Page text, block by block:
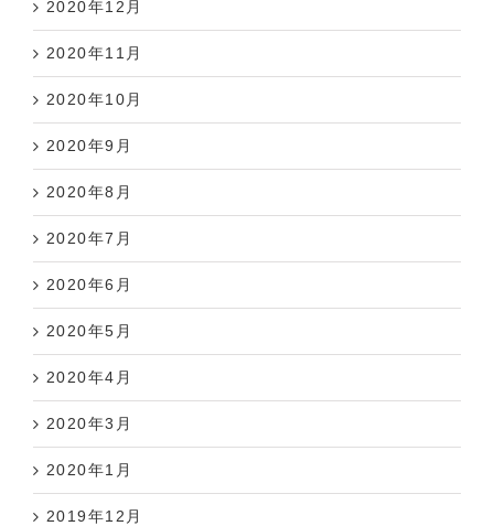
2020年12月
2020年11月
2020年10月
2020年9月
2020年8月
2020年7月
2020年6月
2020年5月
2020年4月
2020年3月
2020年1月
2019年12月